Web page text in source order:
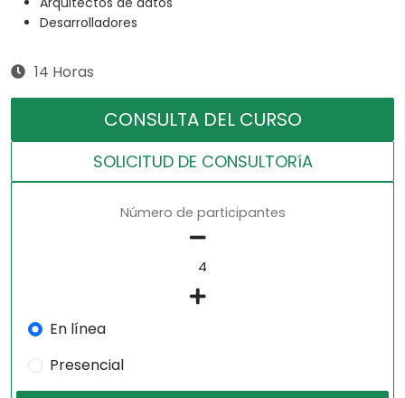
Desarrolladores
14 Horas
CONSULTA DEL CURSO
SOLICITUD DE CONSULTORíA
Número de participantes
En línea
Presencial